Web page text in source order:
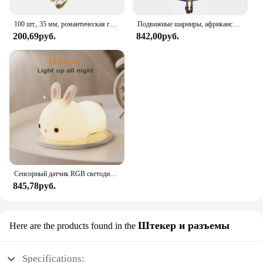
100 шт., 35 мм, романтическая губка, атласная ткань, лепестки в форме сердца, свадебные конфетти, настольная кровать, лепестки в форме сердца, свадебное украшение на день Святого Валентина
200,69руб.
Подвижные шарниры, африканская черная кукла для американских кукол, аксессуары, тело Nudy с одеждой для Барби, игрушка для девочки, ролевая детская игрушка, подарок
842,00руб.
Сенсорный датчик RGB светодиодный ночник с кроликом, 16 цветов, USB перезаряжаемая силиконовая лампа в виде кролика для детей, детские игрушки, подарок на фестиваль
845,78руб.
Here are the products found in the Штекер и разъемы
Specifications: